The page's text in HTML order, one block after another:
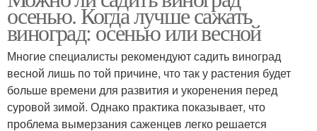
осенью. Когда лучше сажать
виноград: осенью или весной
Многие специалисты рекомендуют садить виноград
весной лишь по той причине, что так у растения будет
больше времени для развития и укоренения перед
суровой зимой. Однако практика показывает, что
проблема вымерзания саженцев легко решается